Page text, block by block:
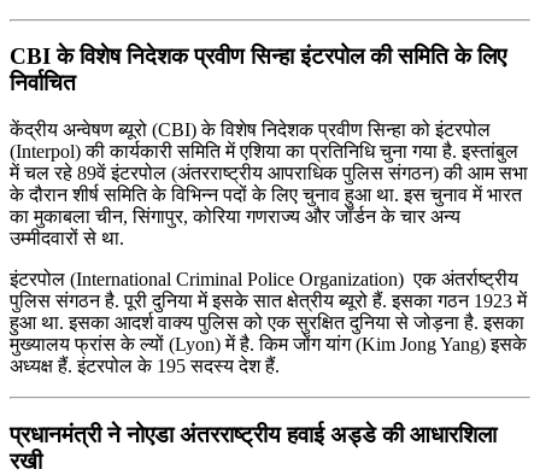
CBI के विशेष निदेशक प्रवीण सिन्हा इंटरपोल की समिति के लिए
निर्वाचित
केंद्रीय अन्वेषण ब्यूरो (CBI) के विशेष निदेशक प्रवीण सिन्हा को इंटरपोल
(Interpol) की कार्यकारी समिति में एशिया का प्रतिनिधि चुना गया है. इस्तांबुल
में चल रहे 89वें इंटरपोल (अंतरराष्ट्रीय आपराधिक पुलिस संगठन) की आम सभा
के दौरान शीर्ष समिति के विभिन्न पदों के लिए चुनाव हुआ था. इस चुनाव में भारत
का मुकाबला चीन, सिंगापुर, कोरिया गणराज्य और जॉर्डन के चार अन्य
उम्मीदवारों से था.
इंटरपोल (International Criminal Police Organization) एक अंतर्राष्ट्रीय
पुलिस संगठन है. पूरी दुनिया में इसके सात क्षेत्रीय ब्यूरो हैं. इसका गठन 1923 में
हुआ था. इसका आदर्श वाक्य पुलिस को एक सुरक्षित दुनिया से जोड़ना है. इसका
मुख्यालय फ्रांस के ल्यों (Lyon) में है. किम जोंग यांग (Kim Jong Yang) इसके
अध्यक्ष हैं. इंटरपोल के 195 सदस्य देश हैं.
प्रधानमंत्री ने नोएडा अंतरराष्ट्रीय हवाई अड्डे की आधारशिला
रखी